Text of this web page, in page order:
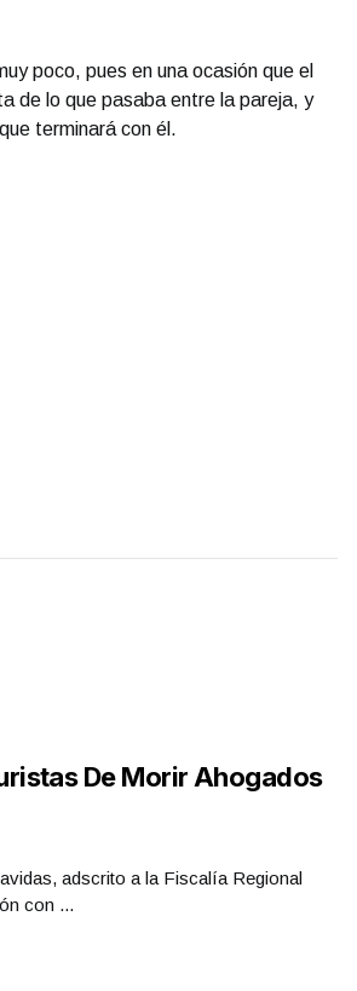
poco, pues en una ocasión que el
de lo que pasaba entre la pareja, y
terminará con él.
De Morir Ahogados
adscrito a la Fiscalía Regional
con ...